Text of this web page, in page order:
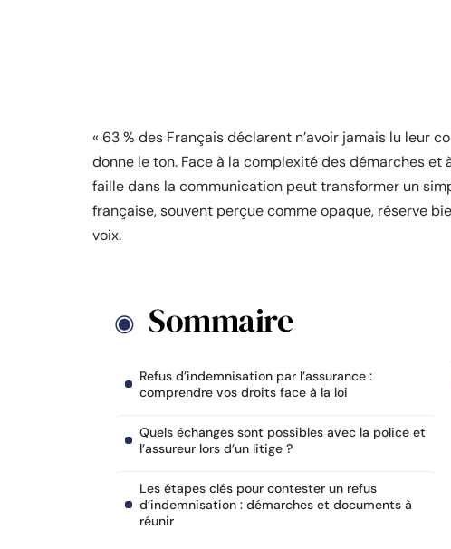
« 63 % des Français déclarent n’avoir jamais lu leur
donne le ton. Face à la complexité des démarches
faille dans la communication peut transformer un
française, souvent perçue comme opaque, réserve
voix.
Sommaire
Refus d’indemnisation par l’assurance :
comprendre vos droits face à la loi
Quels échanges sont possibles avec la police et
l’assureur lors d’un litige ?
Les étapes clés pour contester un refus
d’indemnisation : démarches et documents à
réunir